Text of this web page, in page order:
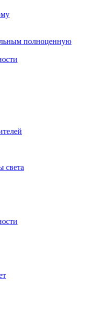
полноценную
света